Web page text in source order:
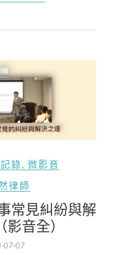
錄, 微影音
律師
常見糾紛與解
音全）
07-07